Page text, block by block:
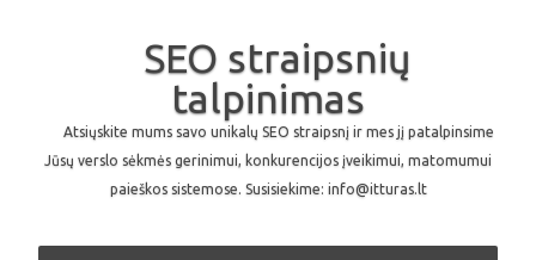
SEO straipsnių
talpinimas
Atsiųskite mums savo unikalų SEO straipsnį ir mes jį patalpinsime
Jūsų verslo sėkmės gerinimui, konkurencijos įveikimui, matomumui
paieškos sistemose. Susisiekime: info@itturas.lt
Skip to content